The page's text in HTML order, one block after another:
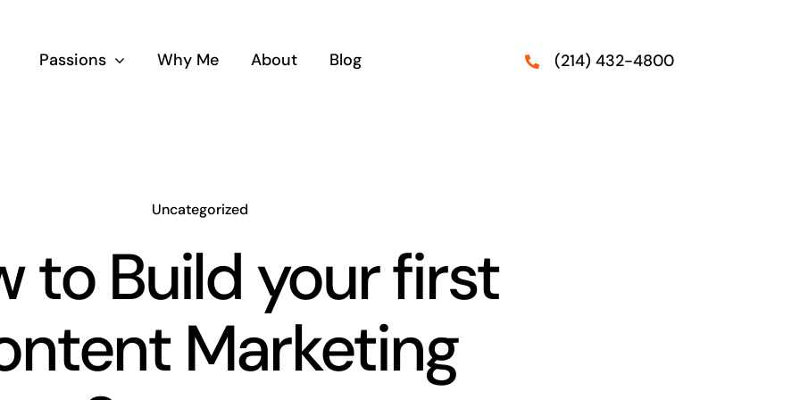
Passions Why Me About Blog (214) 432-4800
Uncategorized
to Build your first
Marketing